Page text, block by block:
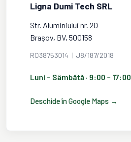
Ligna Dumi Tech SRL
Str. Aluminiului nr. 20
Brașov, BV, 500158
RO38753014 | J8/187/2018
Luni – Sâmbătă · 9:00 – 17:00
Deschide în Google Maps →